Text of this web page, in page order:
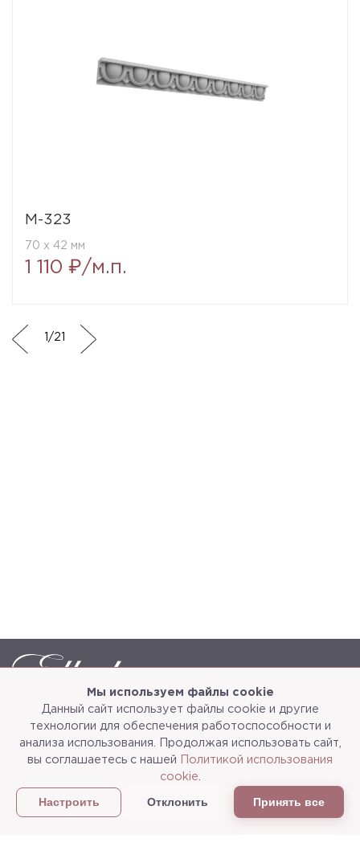
Мы используем файлы cookie
Данный сайт использует файлы cookie и другие
технологии для обеспечения работоспособности и
анализа использования. Продолжая использовать сайт,
вы соглашаетесь с нашей
Политикой использования
cookie
Настроить Отклонить Принять все
M-323
70 x 42 мм
1 110 ₽/м.п.
/21
Каталог О компании
3d-тур
Сотрудничество Доставка и упаковка
Политика конфиденциальности